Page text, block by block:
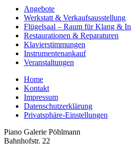
Angebote
Werkstatt & Verkaufsausstellung
Flügelsaal – Raum für Klang &
Restaurationen & Reparaturen
Klavierstimmungen
Instrumentenankauf
Veranstaltungen
Home
Kontakt
Impressum
Datenschutzerklärung
Privatsphäre-Einstellungen
Piano Galerie Pöhlmann
Bahnhofstr. 22